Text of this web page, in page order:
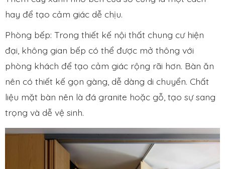
hay để tạo cảm giác dễ chịu.
Phòng bếp: Trong thiết kế nội thất chung cư hiện
đại, không gian bếp có thể được mở thông với
phòng khách để tạo cảm giác rộng rãi hơn. Bàn ăn
nên có thiết kế gọn gàng, dễ dàng di chuyển. Chất
liệu mặt bàn nên là đá granite hoặc gỗ, tạo sự sang
trọng và dễ vệ sinh.